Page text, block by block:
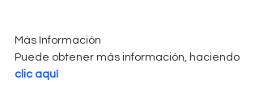
Más Información
Puede obtener más información, haciendo
clic aquí